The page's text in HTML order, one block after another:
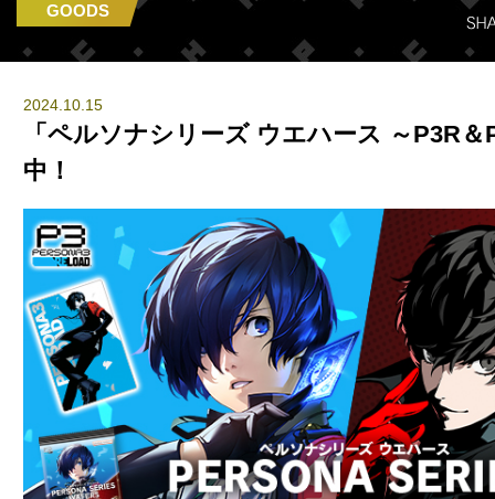
GOODS
2024.10.15
「ペルソナシリーズ ウエハース ～P3R＆
中！